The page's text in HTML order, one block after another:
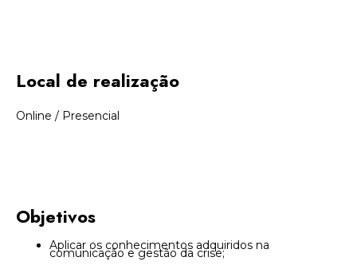
Local de realização
Online / Presencial
Objetivos
Aplicar os conhecimentos adquiridos na
comunicação e gestão da crise;